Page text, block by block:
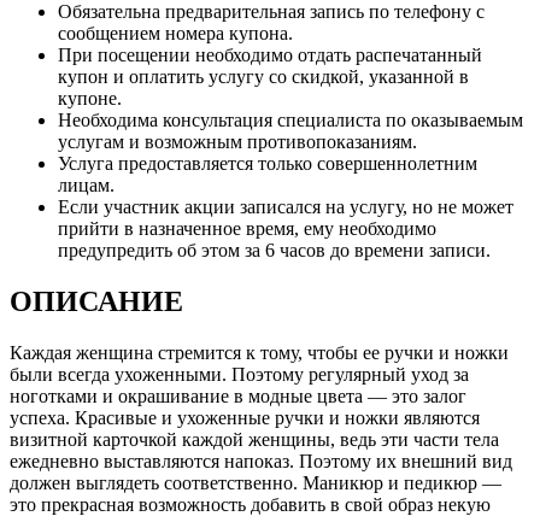
Обязательна предварительная запись по телефону с
сообщением номера купона.
При посещении необходимо отдать распечатанный
купон и оплатить услугу со скидкой, указанной в
купоне.
Необходима консультация специалиста по оказываемым
услугам и возможным противопоказаниям.
Услуга предоставляется только совершеннолетним
лицам.
Если участник акции записался на услугу, но не может
прийти в назначенное время, ему необходимо
предупредить об этом за 6 часов до времени записи.
ОПИСАНИЕ
Каждая женщина стремится к тому, чтобы ее ручки и ножки
были всегда ухоженными. Поэтому регулярный уход за
ноготками и окрашивание в модные цвета — это залог
успеха. Красивые и ухоженные ручки и ножки являются
визитной карточкой каждой женщины, ведь эти части тела
ежедневно выставляются напоказ. Поэтому их внешний вид
должен выглядеть соответственно. Маникюр и педикюр —
это прекрасная возможность добавить в свой образ некую